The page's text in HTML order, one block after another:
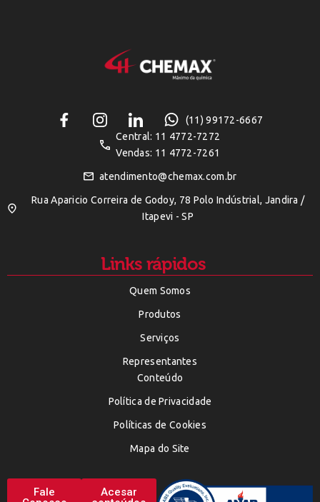
(11) 99172-6667
Central: 11 4772-7272
Vendas: 11 4772-7261
atendimento@chemax.com.br
Rua Aparicio Correira de Godoy, 78 Polo Indústrial, Jandira /
Itapevi - SP
Links rápidos
Quem Somos
Produtos
Serviços
Representantes
Conteúdo
Política de Privacidade
Políticas de Cookies
Mapa do Site
Fale
Acesar